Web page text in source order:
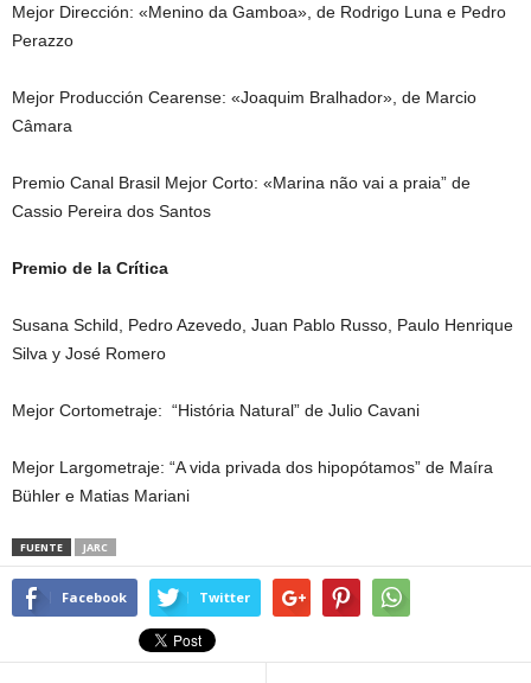
Mejor Dirección: «Menino da Gamboa», de Rodrigo Luna e Pedro
Perazzo
Mejor Producción Cearense: «Joaquim Bralhador», de Marcio
Câmara
Premio Canal Brasil Mejor Corto: «Marina não vai a praia” de
Cassio Pereira dos Santos
Premio de la Crítica
Susana Schild, Pedro Azevedo, Juan Pablo Russo, Paulo Henrique
Silva y José Romero
Mejor Cortometraje: “História Natural” de Julio Cavani
Mejor Largometraje: “A vida privada dos hipopótamos” de Maíra
Bühler e Matias Mariani
FUENTE JARC
Facebook Twitter